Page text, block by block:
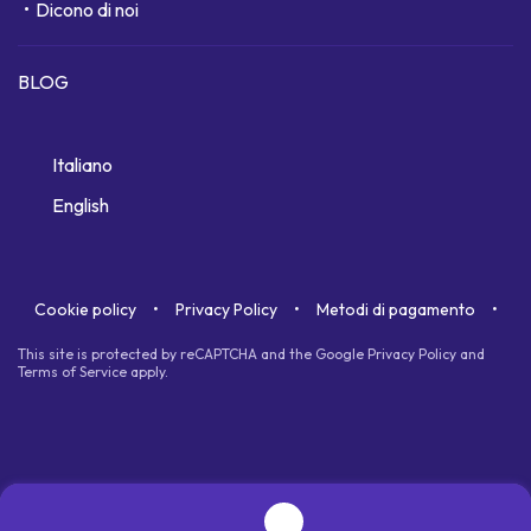
Dicono di noi
BLOG
Italiano
English
Cookie policy Privacy Policy Metodi di pagamento
This site is protected by reCAPTCHA and the Google Privacy Policy and
Terms of Service apply.